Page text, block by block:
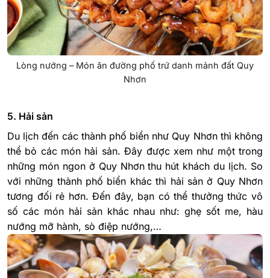
Lòng nướng – Món ăn đường phố trứ danh mảnh đất Quy
Nhơn
5. Hải sản
Du lịch đến các thành phố biển như Quy Nhơn thì không
thể bỏ các món hải sản. Đây được xem như một trong
những món ngon ở Quy Nhơn thu hút khách du lịch. So
với những thành phố biển khác thì hải sản ở Quy Nhơn
tương đối rẻ hơn. Đến đây, bạn có thể thưởng thức vô
số các món hải sản khác nhau như: ghẹ sốt me, hàu
nướng mỡ hành, sò điệp nướng,…